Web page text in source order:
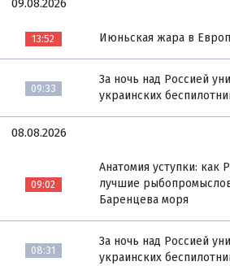
09.08.2026
13:52 Июньская жара в
09:33
За ночь над Россией
украинских
08.08.2026
09:02
Анатомия уступки: как
лучшие
Баренцева моря
08:31
За ночь над Россией
украинских